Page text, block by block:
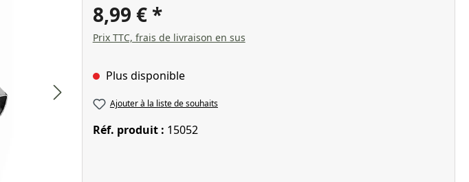
8,99 €
Prix TTC, frais de livraison en sus
Plus disponible
Ajouter à la liste de souhaits
Réf. produit : 15052